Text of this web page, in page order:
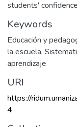
students'
Keywords
Educación y
la escuela,
aprendizaje
URI
https://
4